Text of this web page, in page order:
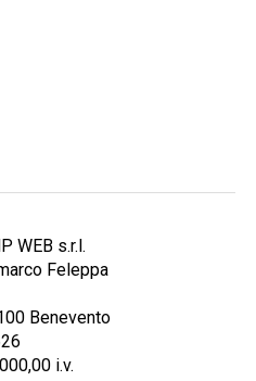
WEB s.r.l.
Feleppa
Benevento
i.v.